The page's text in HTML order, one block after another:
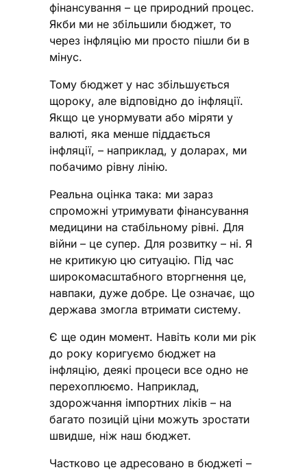
фінансування – це природний процес.
Якби ми не збільшили бюджет, то
через інфляцію ми просто пішли би в
мінус.
Тому бюджет у нас збільшується
щороку, але відповідно до інфляції.
Якщо це унормувати або міряти у
валюті, яка менше піддається
інфляції, – наприклад, у доларах, ми
побачимо рівну лінію.
Реальна оцінка така: ми зараз
спроможні утримувати фінансування
медицини на стабільному рівні. Для
війни – це супер. Для розвитку – ні. Я
не критикую цю ситуацію. Під час
широкомасштабного вторгнення це,
навпаки, дуже добре. Це означає, що
держава змогла втримати систему.
Є ще один момент. Навіть коли ми рік
до року коригуємо бюджет на
інфляцію, деякі процеси все одно не
перехоплюємо. Наприклад,
здорожчання імпортних ліків – на
багато позицій ціни можуть зростати
швидше, ніж наш бюджет.
Частково це адресовано в бюджеті –